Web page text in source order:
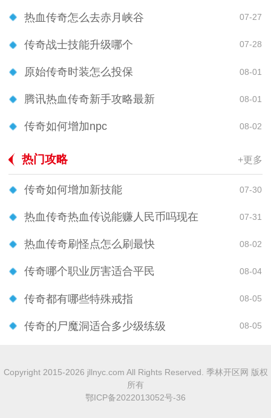
热血传奇怎么去赤月峡谷 07-27
传奇战士技能升级哪个 07-28
原始传奇时装怎么投保 08-01
腾讯热血传奇新手攻略最新 08-01
传奇如何增加npc 08-02
热门攻略 +更多
传奇如何增加新技能 07-30
热血传奇热血传说能赚人民币吗现在 07-31
热血传奇刷怪点怎么刷最快 08-02
传奇哪个职业厉害适合平民 08-04
传奇都有哪些特殊戒指 08-05
传奇的尸魔洞适合多少级练级 08-05
Copyright 2015-2026 jllnyc.com All Rights Reserved. 季林开区网 版权
所有
鄂ICP备2022013052号-36